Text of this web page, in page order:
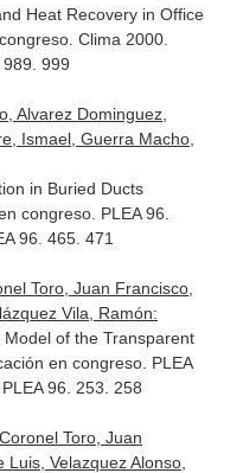
Heat Recovery in Office
Clima 2000.
999
Alvarez Dominguez,
Ismael, Guerra Macho,
in Buried Ducts
congreso. PLEA 96.
96. 465. 471
Toro, Juan Francisco,
Vila, Ramón:
of the Transparent
en congreso. PLEA
96. 253. 258
Toro, Juan
Velazquez Alonso,